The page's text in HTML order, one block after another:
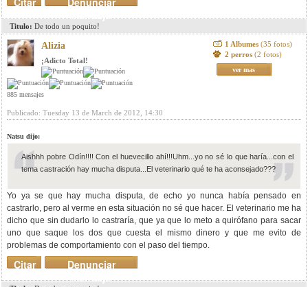
mensaje
Titulo: De todo un poquito!
Alizia
¡Adicto Total!
885 mensajes
1 Albumes (35 fotos)
2 perros (2 fotos)
ver mas
Publicado: Tuesday 13 de March de 2012, 14:30
Natsu dijo:
Aishhh pobre Odín!!!! Con el huevecillo ahí!!!Uhm...yo no sé lo que haría...con el
tema castración hay mucha disputa...El veterinario qué te ha aconsejado???
Yo ya se que hay mucha disputa, de echo yo nunca había pensado en
castrarlo, pero al verme en esta situación no sé que hacer. El veterinario me ha
dicho que sin dudarlo lo castraría, que ya que lo meto a quirófano para sacar
uno que saque los dos que cuesta el mismo dinero y que me evito de
problemas de comportamiento con el paso del tiempo.
Denunciar
mensaje
Citar